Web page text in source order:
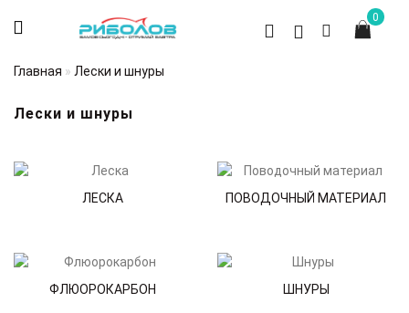
0
Главная Лески и шнуры
Лески и шнуры
ЛЕСКА ПОВОДОЧНЫЙ МАТЕРИАЛ
ФЛЮОРОКАРБОН ШНУРЫ